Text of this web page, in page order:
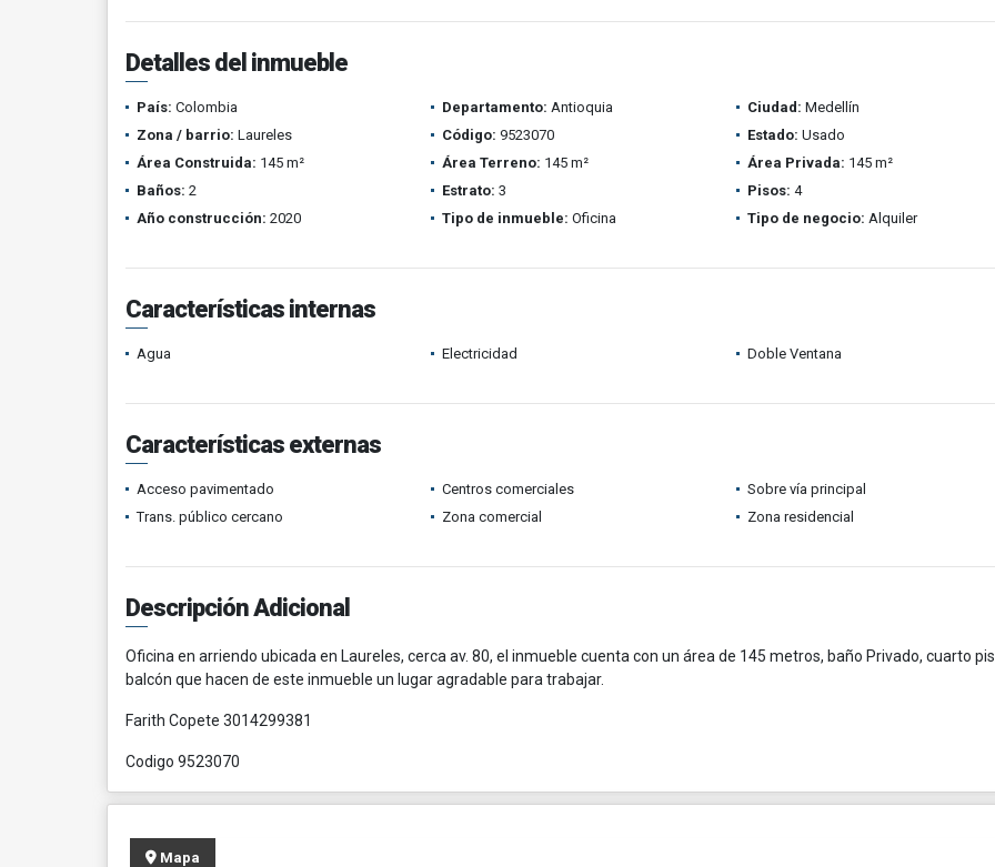
Detalles del inmueble
País: Colombia Departamento: Antioquia Ciudad: Medellín
Zona / barrio: Laureles Código: 9523070 Estado: Usado
Área Construida: 145 m² Área Terreno: 145 m² Área Privada: 145 m²
Baños: 2 Estrato: 3 Pisos: 4
Año construcción: 2020 Tipo de inmueble: Oficina Tipo de negocio: Alquiler
Características internas
Agua Electricidad Doble Ventana
Características externas
Acceso pavimentado Centros comerciales
Sobre vía principal
Trans. público cercano
Zona comercial Zona residencial
Descripción Adicional
Oficina en arriendo ubicada en Laureles, cerca av. 80, el inmueble cuenta con un área de 145 metros, baño Privado, cuarto
balcón que hacen de este inmueble un lugar agradable para trabajar.
Farith Copete 3014299381
Codigo 9523070
Mapa